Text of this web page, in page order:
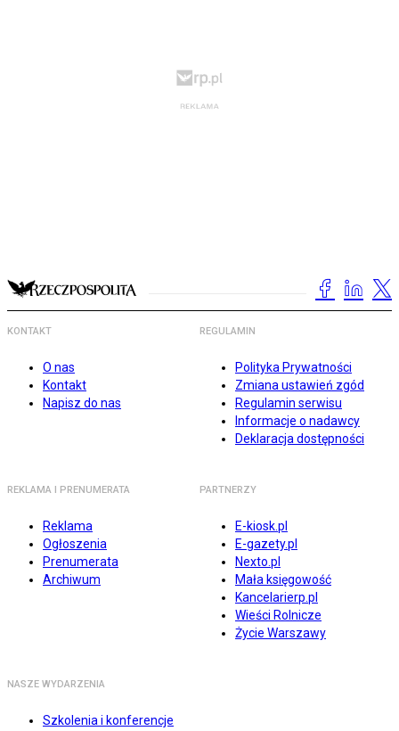
KONTAKT
O nas
Kontakt
Napisz do nas
REGULAMIN
Polityka Prywatności
Zmiana ustawień zgód
Regulamin serwisu
Informacje o nadawcy
Deklaracja dostępności
REKLAMA I PRENUMERATA
Reklama
Ogłoszenia
Prenumerata
Archiwum
PARTNERZY
E-kiosk.pl
E-gazety.pl
Nexto.pl
Mała księgowość
Kancelarierp.pl
Wieści Rolnicze
Życie Warszawy
NASZE WYDARZENIA
Szkolenia i konferencje